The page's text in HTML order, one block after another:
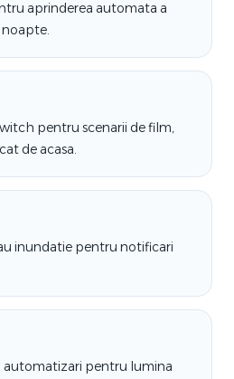
aprinderea automata a
noapte.
pentru scenarii de film,
de acasa.
inundatie pentru notificari
automatizari pentru lumina